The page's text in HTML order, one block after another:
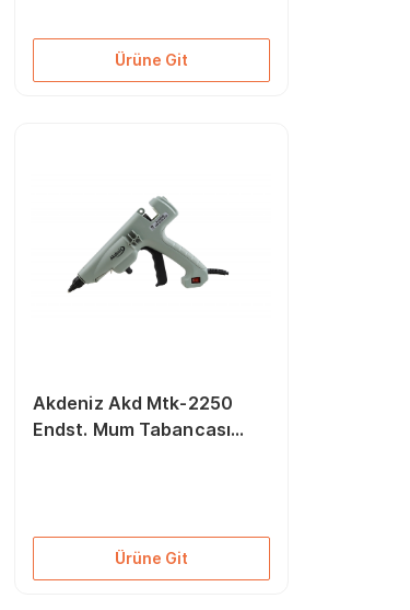
Ürüne Git
Akdeniz Akd Mtk-2250
Endst. Mum Tabancası
Ürüne Git